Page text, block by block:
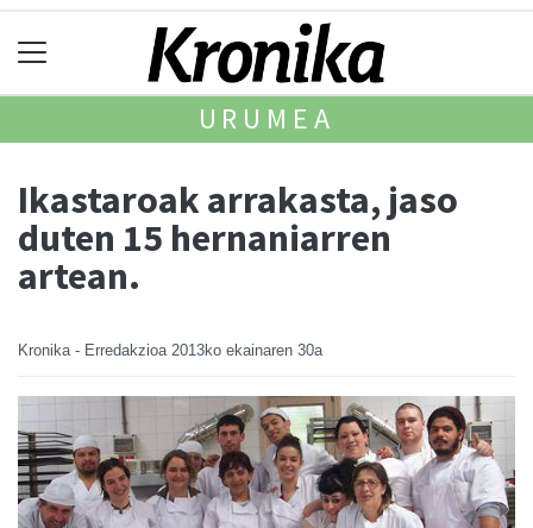
URUMEA
Ikastaroak arrakasta, jaso
duten 15 hernaniarren
artean.
Kronika - Erredakzioa 2013ko ekainaren 30a